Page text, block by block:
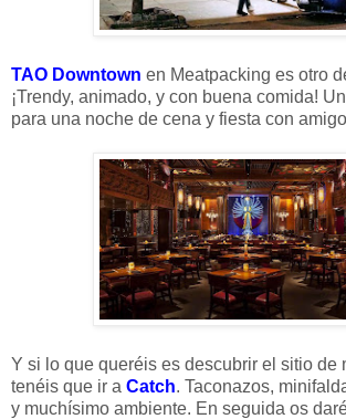
TAO Downtown en Meatpacking es otro
¡Trendy, animado, y con buena comida!
para una noche de cena y fiesta con
Y si lo que queréis es descubrir el sitio de
tenéis que ir a Catch. Taconazos,
y muchísimo ambiente. En seguida os